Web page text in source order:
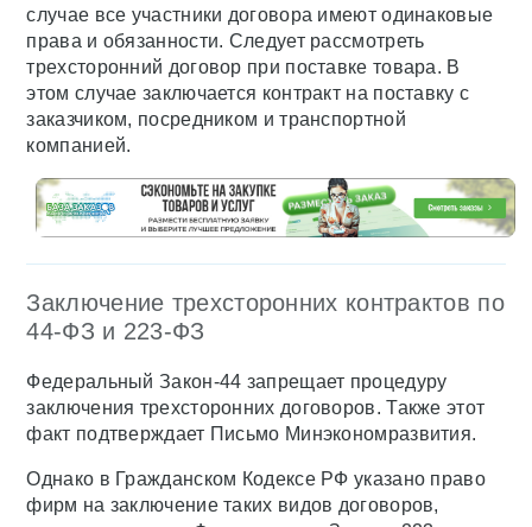
случае все участники договора имеют одинаковые
права и обязанности. Следует рассмотреть
трехсторонний договор при поставке товара. В
этом случае заключается контракт на поставку с
заказчиком, посредником и транспортной
компанией.
Заключение трехсторонних контрактов по
44-ФЗ и 223-ФЗ
Федеральный Закон-44 запрещает процедуру
заключения трехсторонних договоров. Также этот
факт подтверждает Письмо Минэкономразвития.
Однако в Гражданском Кодексе РФ указано право
фирм на заключение таких видов договоров,